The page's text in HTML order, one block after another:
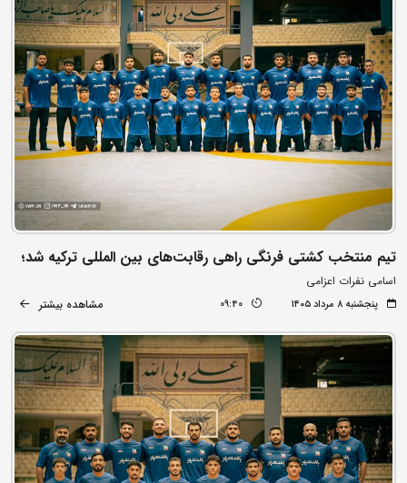
تیم منتخب کشتی فرنگی راهی رقابت‌های بین المللی ترکیه شد؛
اسامی نفرات اعزامی
پنجشنبه ۸ مرداد ۱۴۰۵ 09:40 مشاهده بیشتر